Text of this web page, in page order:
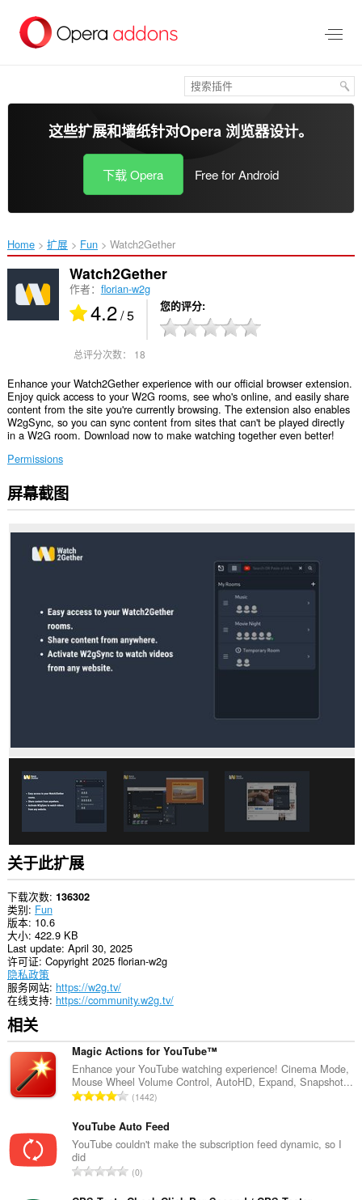
这些扩展和墙纸针对Opera 浏览器设计。
下载 Opera Free for Android
Home 扩展 Fun Watch2Gether‎
Watch2Gether
作者： florian-w2g
4.2/ 5 您的评分
总评分次数： 18
Enhance your Watch2Gether experience with our official browser extension.
Enjoy quick access to your W2G rooms, see who's online, and easily share
content from the site you're currently browsing. The extension also enables
W2gSync, so you can sync content from sites that can't be played directly
in a W2G room. Download now to make watching together even better!
Permissions
此
扩
可
可
网
站
上
的
数
据。
此
扩
展
可
访
问
的
标
签
览
活
屏幕截图
关于此扩展
下载次数 136302
类别 Fun
版本 10.6
大小 422.9 KB
Last update April 30, 2025
许可证 Copyright 2025 florian-w2g
隐私政策
服务网站 https://w2g.tv/
在线支持 https://community.w2g.tv/
相关
Magic Actions for YouTube™
Enhance your YouTube watching experience! Cinema Mode,
Mouse Wheel Volume Control, AutoHD, Expand, Snapshot...
总
分
次
：
1442
YouTube Auto Feed
YouTube couldn't make the subscription feed dynamic, so I
did
总
0